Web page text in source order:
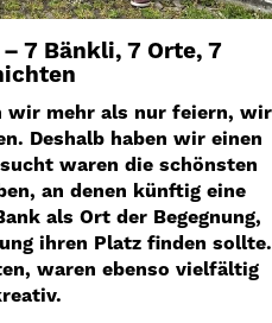
7 Bänkli, 7 Orte, 7
wir mehr als nur feiern, wir
Deshalb haben wir einen
waren die schönsten
an denen künftig eine
als Ort der Begegnung,
ihren Platz finden sollte.
waren ebenso vielfältig